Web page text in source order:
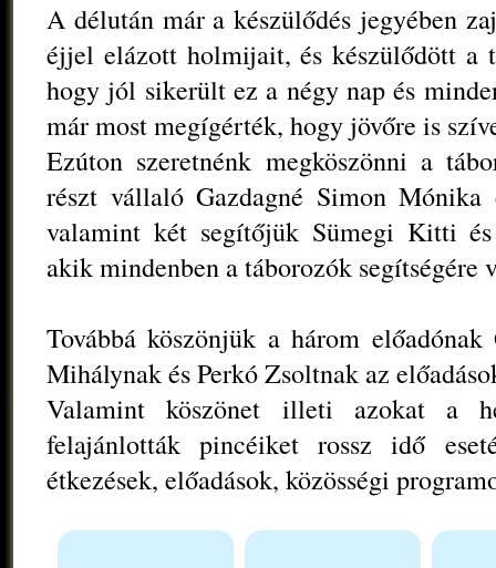
A délután már a készülődés jegyében
éjjel elázott holmijait, és készülődött a
hogy jól sikerült ez a négy nap és
már most megígérték, hogy jövőre is
Ezúton szeretnénk megköszönni a
részt vállaló Gazdagné Simon
valamint két segítőjük Sümegi Kitti
akik mindenben a táborozók segítségére
Továbbá köszönjük a három
Mihálynak és Perkó Zsoltnak az
Valamint köszönet illeti azokat a
felajánlották pincéiket rossz idő
étkezések, előadások, közösségi